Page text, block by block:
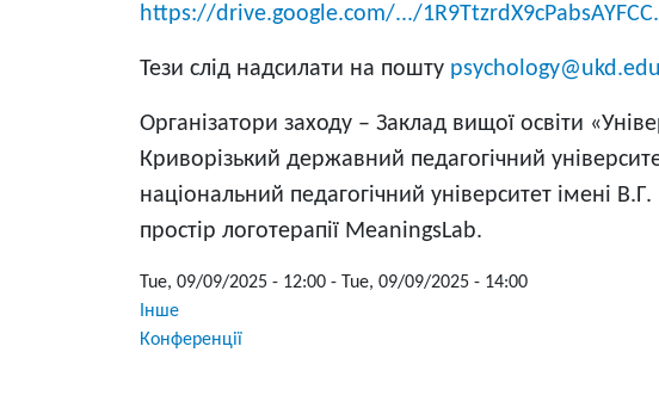
https://drive.google.com/.../
Тези слід надсилати на пошту
Організатори заходу – Заклад вищої освіти
Криворізький державний педагогічний
національний педагогічний університет імені
простір логотерапії MeaningsLab.
Tue, 09/09/2025 - 12:00 - Tue, 09/09/2025 - 14:00
Інше
Конференції